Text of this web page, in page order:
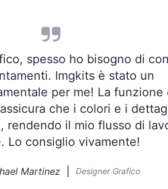
spesso ho bisogno di
Imgkits è stato un
per me! La funzione
che i colori e i
rendendo il mio flusso di
Lo consiglio vivamente!
Martinez Designer Grafico